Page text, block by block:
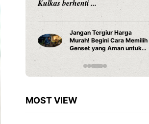
Cara Pasang Genset di
Rumah yang Aman dan
Benar, Jangan Sampai Salah
Instalasi
MOST VIEW